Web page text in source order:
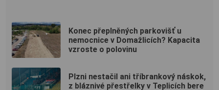
Konec přeplněných parkovišť u
nemocnice v Domažlicích? Kapacita
vzroste o polovinu
Plzni nestačil ani tříbrankový náskok,
z bláznivé přestřelky v Teplicích bere